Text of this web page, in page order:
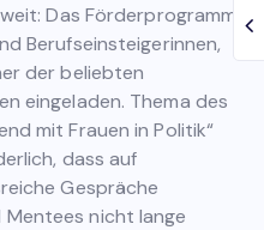
Das Förderprogramm
Berufseinsteigerinnen,
der beliebten
eingeladen. Thema des
mit Frauen in Politik“
dass auf
Gespräche
nicht lange